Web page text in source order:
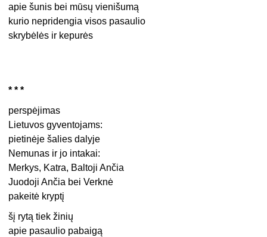
apie šunis bei mūsų vienišumą
kurio nepridengia visos pasaulio
skrybėlės ir kepurės
* * *
perspėjimas
Lietuvos gyventojams:
pietinėje šalies dalyje
Nemunas ir jo intakai:
Merkys, Katra, Baltoji Ančia
Juodoji Ančia bei Verknė
pakeitė kryptį
šį rytą tiek žinių
apie pasaulio pabaigą